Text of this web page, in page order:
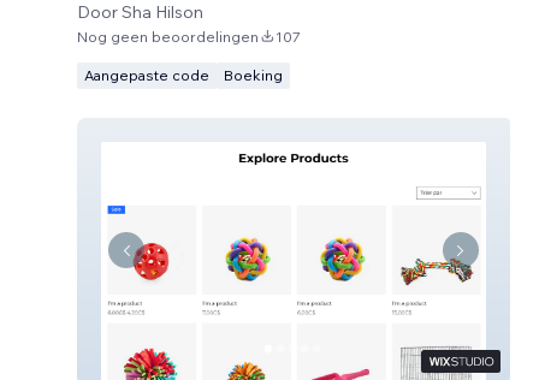
DoorSha Hilson
Nog geen beoordelingen 107
Aangepaste code Boeking